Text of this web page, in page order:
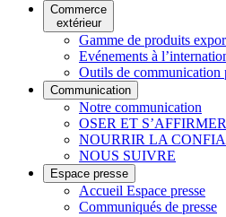
Commerce
extérieur
Gamme de produits
Evénements à
Outils de communication
Communication
Notre communication
OSER ET S’AFFIRMER
NOURRIR LA
NOUS SUIVRE
Espace presse
Accueil Espace presse
Communiqués de presse